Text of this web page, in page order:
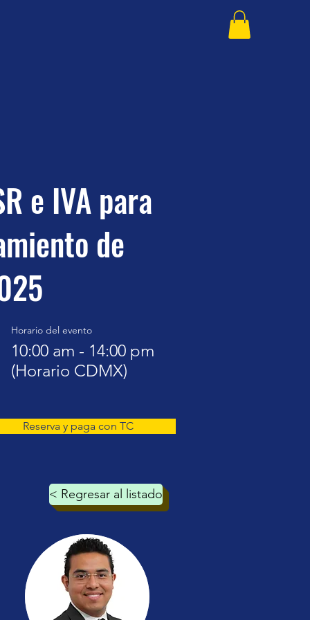
e IVA para
de
Horario del evento
10:00 am - 14:00 pm
(Horario CDMX)
Reserva y paga con TC
< Regresar al listado